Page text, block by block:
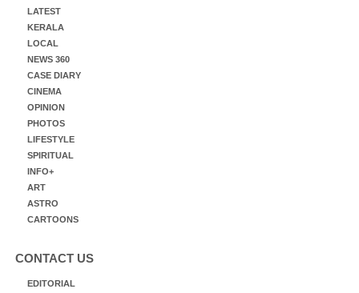
LATEST
KERALA
LOCAL
NEWS 360
CASE DIARY
CINEMA
OPINION
PHOTOS
LIFESTYLE
SPIRITUAL
INFO+
ART
ASTRO
CARTOONS
CONTACT US
EDITORIAL